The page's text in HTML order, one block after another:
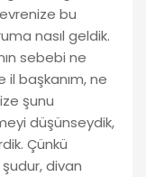
bu
nasıl geldik.
sebebi ne
il başkanım, ne
şunu
düşünseydik,
Çünkü
divan